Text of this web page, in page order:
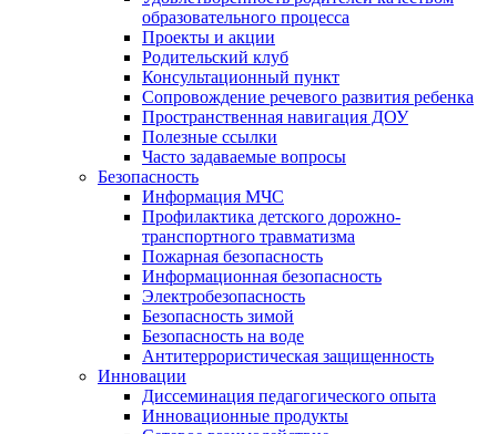
образовательного процесса
Проекты и акции
Родительский клуб
Консультационный пункт
Сопровождение речевого развития ребенка
Пространственная навигация ДОУ
Полезные ссылки
Часто задаваемые вопросы
Безопасность
Информация МЧС
Профилактика детского дорожно-
транспортного травматизма
Пожарная безопасность
Информационная безопасность
Электробезопасность
Безопасность зимой
Безопасность на воде
Антитеррористическая защищенность
Инновации
Диссеминация педагогического опыта
Инновационные продукты